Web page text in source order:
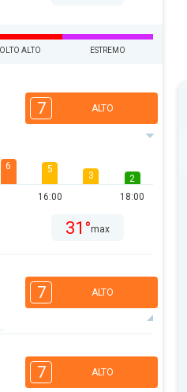
ALTO ESTREMO
7 ALTO
6 5
16:00
3
2
18:00
31°max
7 ALTO
16:00
3
7 ALTO